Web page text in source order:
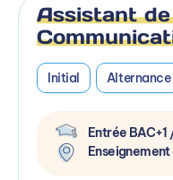
Assistant
Initial Alternance
Entrée